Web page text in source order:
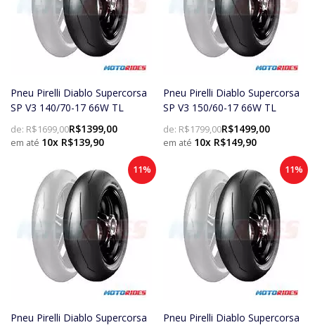
Pneu Pirelli Diablo Supercorsa
SP V3 140/70-17 66W TL
de: R$1699,00R$1399,00
10x R$139,90
Pneu Pirelli Diablo Supercorsa
SP V3 150/60-17 66W TL
de: R$1799,00R$1499,00
10x R$149,90
Pneu Pirelli Diablo Supercorsa
11%
Pneu Pirelli Diablo Supercorsa
11%